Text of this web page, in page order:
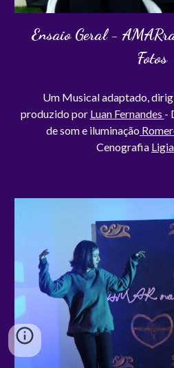
Ensaio Geral -
Fotos
Um Musical adaptado,
produzido por Luan Fernandes -
de som e iluminação
Cenografia